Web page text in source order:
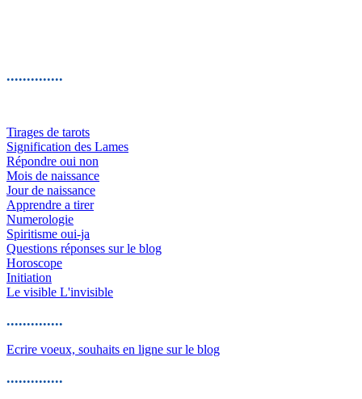
..............
Tirages de tarots
Signification des Lames
Répondre oui non
Mois de naissance
Jour de naissance
Apprendre a tirer
Numerologie
Spiritisme oui-ja
Questions réponses sur le blog
Horoscope
Initiation
Le visible L'invisible
..............
Ecrire voeux, souhaits en ligne sur le blog
..............